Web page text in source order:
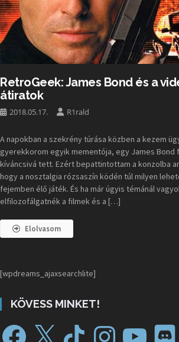
RetroGeek: James Bond és a
átiratok
2018.05.17. R1rald
A napokban a szekrény túrása közben a kezem
gyerekkorom egyik mementója, egy James Bond
kíváncsivá tett. Ezért bepattintottam a konzolba
hogy a nosztalgia rózsaszín ködén túl milyen
fejemben élő játék. És ha már úgyis témánál
elfilozofálgatnék a filmek és a […]
Elolvasom
[wpdreams_ajaxsearchlite]
KÖVESS MINKET!